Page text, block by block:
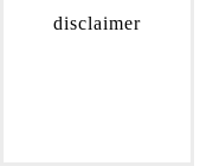
disclaimer